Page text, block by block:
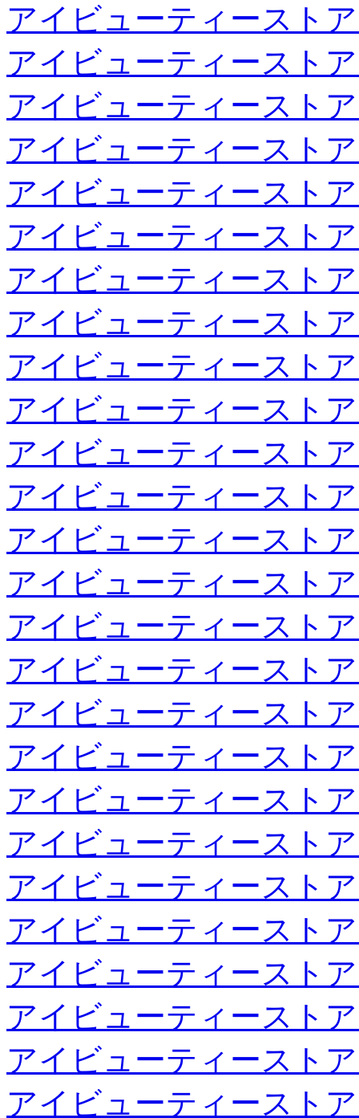
アイビューティースト
アイビューティースト
アイビューティースト
アイビューティースト
アイビューティースト
アイビューティースト
アイビューティースト
アイビューティースト
アイビューティースト
アイビューティースト
アイビューティースト
アイビューティースト
アイビューティースト
アイビューティースト
アイビューティースト
アイビューティースト
アイビューティースト
アイビューティースト
アイビューティースト
アイビューティースト
アイビューティースト
アイビューティースト
アイビューティースト
アイビューティースト
アイビューティースト
アイビューティースト